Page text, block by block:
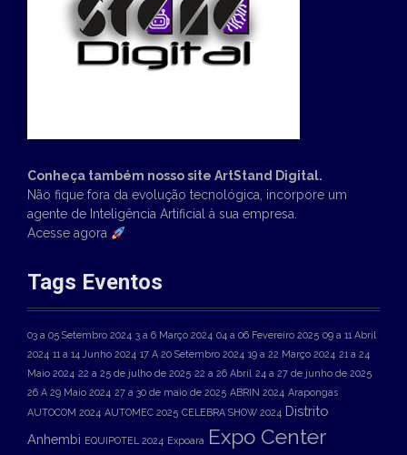
Conheça também nosso site ArtStand Digital.
Não fique fora da evolução tecnológica, incorpore um
agente de Inteligência Artificial à sua empresa.
Acesse agora
Tags Eventos
03 a 05 Setembro 2024 3 a 6 Março 2024 04 a 06 Fevereiro 2025 09 a 11 Abril
2024 11 a 14 Junho 2024 17 A 20 Setembro 2024 19 a 22 Março 2024 21 a 24
Maio 2024 22 a 25 de julho de 2025 22 a 26 Abril 24 a 27 de junho de 2025
26 A 29 Maio 2024 27 a 30 de maio de 2025 ABRIN 2024 Arapongas
AUTOCOM 2024 AUTOMEC 2025 CELEBRA SHOW 2024 Distrito
Anhembi EQUIPOTEL 2024 Expoara Expo Center